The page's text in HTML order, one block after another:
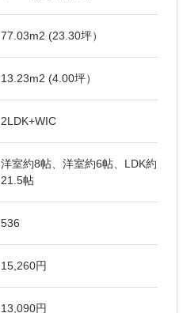
77.03m2 (23.30坪）
13.23m2 (4.00坪）
2LDK+WIC
洋室約8帖、洋室約6帖、LDK約
21.5帖
536
15,260円
13,090円